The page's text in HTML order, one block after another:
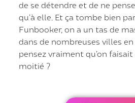
de se détendre et de ne
qu’à elle. Et ça tombe bien
Funbooker, on a un tas de
dans de nombreuses villes en
pensez vraiment qu’on faisait
moitié ?